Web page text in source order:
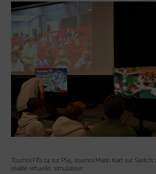
Tournoi Fifa 24 sur PS5, tournoi Mario Kart sur Switch
réalité virtuelle, simulateur.